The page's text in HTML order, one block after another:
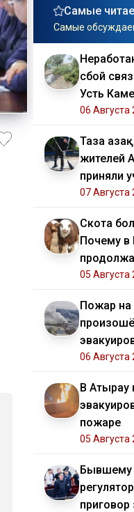
Самые
Самые
сбой
Усть
06 Августа
Таза
жителей
приняли
07 Августа
Скота
Почему в
баранину
05 Августа
Пожар на
человек
06 Августа
В Атырау
пожаре
05 Августа
Бывшему
приговор